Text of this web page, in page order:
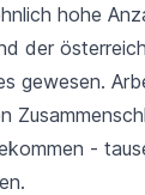
hohe
der
gewesen.
-